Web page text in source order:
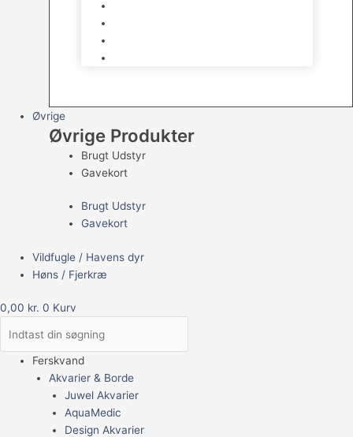
Øvrige
Øvrige Produkter
Brugt Udstyr
Gavekort
Brugt Udstyr
Gavekort
Vildfugle / Havens dyr
Høns / Fjerkræ
0,00 kr. 0 Kurv
Ferskvand
Akvarier & Borde
Juwel Akvarier
AquaMedic
Design Akvarier